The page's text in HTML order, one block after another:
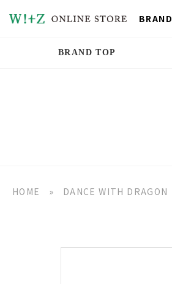
BRAND
BRAND TOP
HOME » DANCE WITH DRAGON